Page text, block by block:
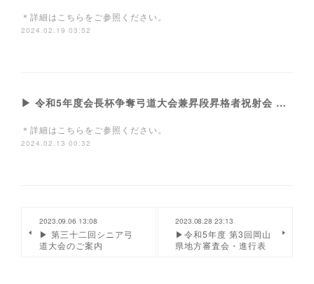
＊詳細はこちらをご参照ください。
2024.02.19 03:52
▶ 令和5年度会長杯争奪弓道大会兼昇段昇格者祝射会 及び優秀団体・優秀選手表彰式のご案内
＊詳細はこちらをご参照ください。
2024.02.13 00:32
2023.09.06 13:08
▶ 第三十二回シニア弓
道大会のご案内
2023.08.28 23:13
▶令和5年度 第3回岡山
県地方審査会・進行表